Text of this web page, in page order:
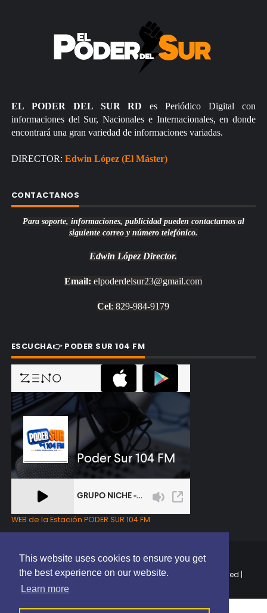
This website uses cookies to ensure you get
the best experience on our website.
Learn more
EL PODER DEL SUR RD es Periódico Digital con
informaciones del Sur, Nacionales e Internacionales, en donde
encontrará una gran variedad de informaciones variadas.
DIRECTOR: Edwin López (El Máster)
CONTACTANOS
Para soporte, informaciones, publicidad pueden contactarnos al
siguiente correo y número telefónico.
Edwin López Director.
Email: elpoderdelsur23@gmail.com
Cel: 829-984-9179
ESCUCHA👉 PODER SUR 104 FM
WEB de la Estación PODER SUR 104 FM
Copyright © 2025 | EL PODER DEL SUR RD | All Rights Reserved |